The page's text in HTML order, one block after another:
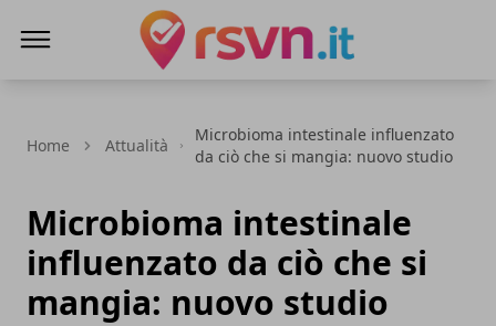
Home Attualità
Microbioma intestinale influenzato
da ciò che si mangia: nuovo studio
Microbioma intestinale
influenzato da ciò che si
mangia: nuovo studio